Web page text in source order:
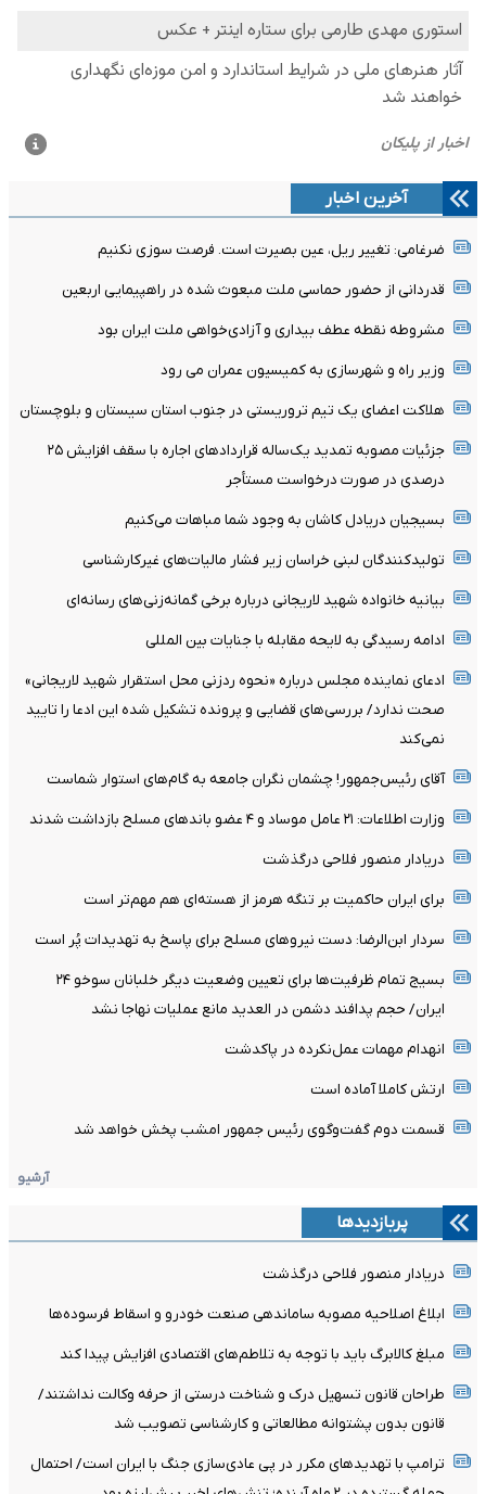
آخرین اخبار
ضرغامی: تغییر ریل، عین بصیرت است. فرصت سوزی نکنیم
قدردانی از حضور حماسی ملت مبعوث شده در راهپیمایی اربعین
مشروطه نقطه عطف بیداری و آزادی‌خواهی ملت ایران بود
وزیر راه و شهرسازی به کمیسیون عمران می رود
هلاکت اعضای یک تیم تروریستی در جنوب استان سیستان و بلوچستان
جزئیات مصوبه تمدید یک‌ساله قرارداد‌های اجاره با سقف افزایش ۲۵
درصدی در صورت درخواست مستأجر
بسیجیان‌ دریادل‌ کاشان به‌ وجود شما مباهات می‌کنیم
تولیدکنندگان لبنی خراسان زیر فشار مالیات‌های غیرکارشناسی
بیانیه خانواده شهید لاریجانی درباره برخی گمانه‌زنی‌های رسانه‌ای
ادامه رسیدگی به لایحه مقابله با جنایات بین المللی
ادعای نماینده مجلس درباره «نحوه ردزنی محل استقرار شهید لاریجانی»
صحت ندارد/ بررسی‌های قضایی و پرونده تشکیل شده این ادعا را تایید
نمی‌کند
آقای رئیس‌جمهور! چشمان نگران جامعه به گام‌های استوار شماست
وزارت اطلاعات: ۲۱ عامل موساد و ۴ عضو باندهای مسلح بازداشت شدند
دریادار منصور فلاحی درگذشت
برای ایران حاکمیت بر تنگه هرمز از هسته‌ای هم مهم‌تر است
سردار ابن‌الرضا: دست نیروهای مسلح برای پاسخ به تهدیدات پُر است
بسیج تمام ظرفیت‌ها برای تعیین وضعیت دیگر خلبانان سوخو ۲۴
ایران/ حجم پدافند دشمن در العدید مانع عملیات نهاجا نشد
انهدام مهمات عمل‌نکرده در پاکدشت
ارتش کاملا آماده است
قسمت دوم گفت‌وگوی رئیس جمهور امشب پخش خواهد شد
آرشیو
پربازدیدها
دریادار منصور فلاحی درگذشت
ابلاغ اصلاحیه مصوبه ساماندهی صنعت خودرو و اسقاط فرسوده‌ها
مبلغ کالابرگ باید با توجه به تلاطم‌های اقتصادی افزایش پیدا کند
طراحان قانون تسهیل درک و شناخت درستی از حرفه وکالت نداشتند/
قانون بدون پشتوانه مطالعاتی و کارشناسی تصویب شد
ترامپ با تهدیدهای مکرر در پی عادی‌سازی جنگ با ایران است/ احتمال